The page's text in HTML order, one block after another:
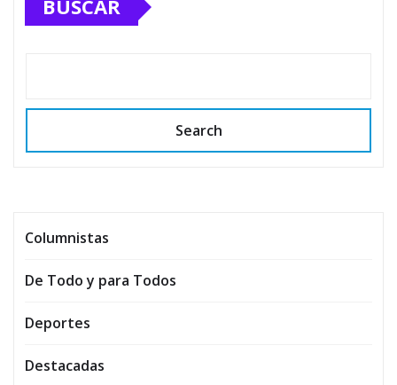
BUSCAR
Search
Columnistas
De Todo y para Todos
Deportes
Destacadas